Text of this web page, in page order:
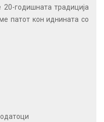
20-годишната традиција
патот кон иднината со